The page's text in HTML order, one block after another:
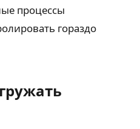
процессы
гораздо